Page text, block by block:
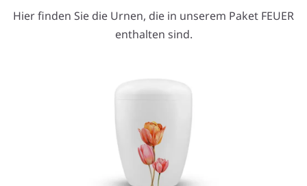
Hier finden Sie die Urnen, die in unserem Paket FEUER
enthalten sind.